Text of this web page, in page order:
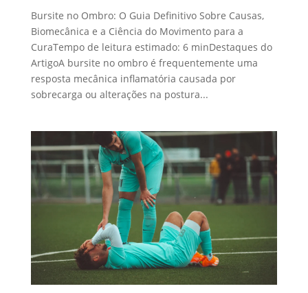
Bursite no Ombro: O Guia Definitivo Sobre Causas,
Biomecânica e a Ciência do Movimento para a
CuraTempo de leitura estimado: 6 minDestaques do
ArtigoA bursite no ombro é frequentemente uma
resposta mecânica inflamatória causada por
sobrecarga ou alterações na postura...